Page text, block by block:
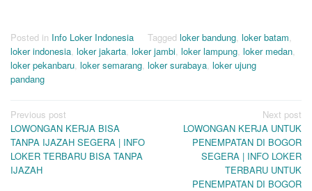
Posted in Info Loker Indonesia Tagged loker bandung, loker batam,
loker indonesia, loker jakarta, loker jambi, loker lampung, loker medan,
loker pekanbaru, loker semarang, loker surabaya, loker ujung
pandang
Post
navigation
Previous post
LOWONGAN KERJA BISA
TANPA IJAZAH SEGERA | INFO
LOKER TERBARU BISA TANPA
IJAZAH
Next post
LOWONGAN KERJA UNTUK
PENEMPATAN DI BOGOR
SEGERA | INFO LOKER
TERBARU UNTUK
PENEMPATAN DI BOGOR